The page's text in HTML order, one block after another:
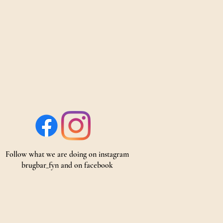
Follow what we are doing on instagram
brugbar_fynand on facebook